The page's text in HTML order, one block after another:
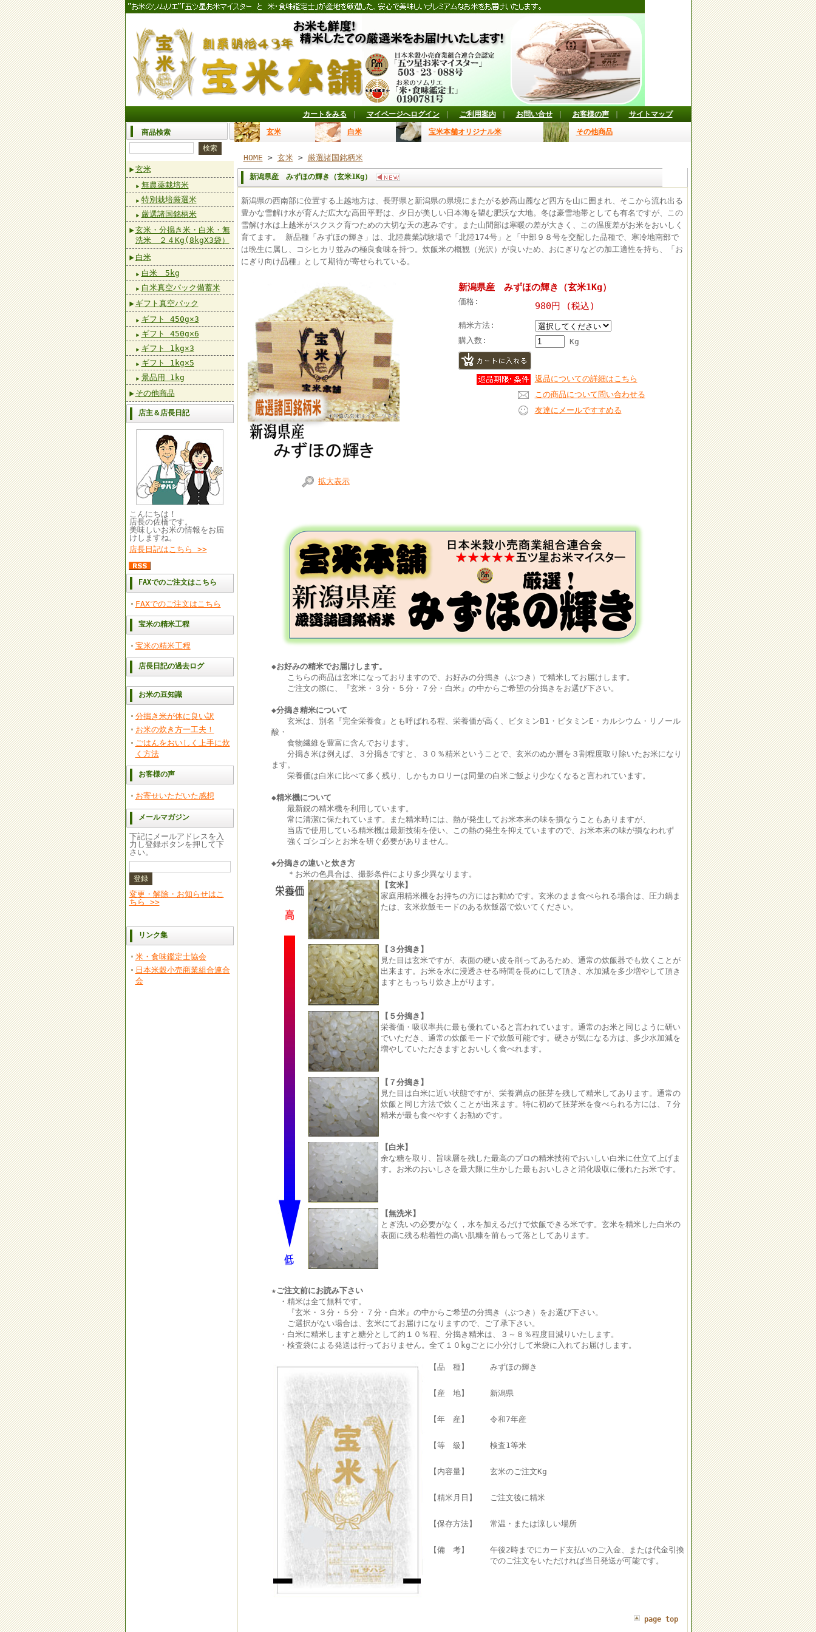
カートをみる マイページへログイン｜ ご利用案内｜ お問い合せ｜ お客様の声｜ サイトマップ
商品検索
玄米
無農薬栽培米
特別栽培厳選米
厳選諸国銘柄米
玄米・分搗き米・白米・無
洗米 ２４Kg(8kgX3袋）
白米
白米 5kg
白米真空パック備蓄米
ギフト真空パック
ギフト 450g×3
ギフト 450g×6
ギフト 1kg×3
ギフト 1kg×5
景品用 1kg
その他商品
店主＆店長日記
こんにちは！
店長の佐橋です。
美味しいお米の情報をお届
けしますね。
店長日記はこちら >>
FAXでのご注文はこちら
FAXでのご注文はこちら
宝米の精米工程
宝米の精米工程
店長日記の過去ログ
お米の豆知識
分搗き米が体に良い訳
お米の炊き方一工夫！
ごはんをおいしく上手に炊
く方法
お客様の声
お寄せいただいた感想
メールマガジン
下記にメールアドレスを入
力し登録ボタンを押して下
さい。
変更・解除・お知らせはこ
ちら >>
リンク集
米・食味鑑定士協会
日本米穀小売商業組合連合
会
玄米 白米 宝米本舗オリジナル米 その他商品
HOME > 玄米> 厳選諸国銘柄米
新潟県産 みずほの輝き（玄米1Kg）
新潟県の西南部に位置する上越地方は、長野県と新潟県の県境にまたがる妙高山麓など四方を山に囲まれ、そこから流れ出る
豊かな雪解け水が育んだ広大な高田平野は、夕日が美しい日本海を望む肥沃な大地。冬は豪雪地帯としても有名ですが、この
雪解け水は上越米がスクスク育つための大切な天の恵みです。また山間部は寒暖の差が大きく、この温度差がお米をおいしく
育てます。 新品種「みずほの輝き」は、北陸農業試験場で「北陸174号」と「中部９８号を交配した品種で、寒冷地南部で
は晩生に属し、コシヒカリ並みの極良食味を持つ。炊飯米の概観（光沢）が良いため、おにぎりなどの加工適性を持ち、「お
にぎり向け品種」として期待が寄せられている。
拡大表示
新潟県産 みずほの輝き（玄米1Kg）
価格: 980円 (税込)
精米方法:
購入数:
Kg
返品についての詳細はこちら
この商品について問い合わせる
友達にメールですすめる
◆お好みの精米でお届けします。
こちらの商品は玄米になっておりますので、お好みの分搗き（ぶつき）で精米してお届けします。
ご注文の際に、『玄米・３分・５分・７分・白米』の中からご希望の分搗きをお選び下さい。
◆分搗き精米について
玄米は、別名『完全栄養食』とも呼ばれる程、栄養価が高く、ビタミンB1・ビタミンE・カルシウム・リノール
酸・
食物繊維を豊富に含んでおります。
分搗き米は例えば、３分搗きですと、３０％精米ということで、玄米のぬか層を３割程度取り除いたお米になり
ます。
栄養価は白米に比べて多く残り、しかもカロリーは同量の白米ご飯より少なくなると言われています。
◆精米機について
最新鋭の精米機を利用しています。
常に清潔に保たれています。また精米時には、熱が発生してお米本来の味を損なうこともありますが、
当店で使用している精米機は最新技術を使い、この熱の発生を抑えていますので、お米本来の味が損なわれず
強くゴシゴシとお米を研ぐ必要がありません。
◆分搗きの違いと炊き方
＊お米の色具合は、撮影条件により多少異なります。
【玄米】
家庭用精米機をお持ちの方にはお勧めです。玄米のまま食べられる場合は、圧力鍋ま
たは、玄米炊飯モードのある炊飯器で炊いてください。
【３分搗き】
見た目は玄米ですが、表面の硬い皮を削ってあるため、通常の炊飯器でも炊くことが
出来ます。お米を水に浸透させる時間を長めにして頂き、水加減を多少増やして頂き
ますともっちり炊き上がります。
【５分搗き】
栄養価・吸収率共に最も優れていると言われています。通常のお米と同じように研い
でいただき、通常の炊飯モードで炊飯可能です。硬さが気になる方は、多少水加減を
増やしていただきますとおいしく食べれます。
【７分搗き】
見た目は白米に近い状態ですが、栄養満点の胚芽を残して精米してあります。通常の
炊飯と同じ方法で炊くことが出来ます。特に初めて胚芽米を食べられる方には、７分
精米が最も食べやすくお勧めです。
【白米】
余な糖を取り、旨味層を残した最高のプロの精米技術でおいしい白米に仕立て上げま
す。お米のおいしさを最大限に生かした最もおいしさと消化吸収に優れたお米です。
【無洗米】
とぎ洗いの必要がなく，水を加えるだけで炊飯できる米です。玄米を精米した白米の
表面に残る粘着性の高い肌糠を前もって落としてあります。
★ご注文前にお読み下さい
・精米は全て無料です。
『玄米・３分・５分・７分・白米』の中からご希望の分搗き（ぶつき）をお選び下さい。
ご選択がない場合は、玄米にてお届けになりますので、ご了承下さい。
・白米に精米しますと糖分として約１０％程、分搗き精米は、３～８％程度目減りいたします。
・検査袋による発送は行っておりません。全て１０kgごとに小分けして米袋に入れてお届けします。
【品 種】 みずほの輝き
【産 地】 新潟県
【年 産】 令和7年産
【等 級】 検査1等米
【内容量】 玄米のご注文Kg
【精米月日】 ご注文後に精米
【保存方法】 常温・または涼しい場所
【備 考】
午後2時までにカード支払いのご入金、または代金引換
でのご注文をいただければ当日発送が可能です。
page top